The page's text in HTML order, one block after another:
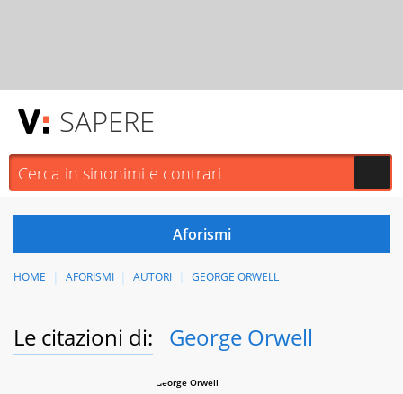
SAPERE
HOME AFORISMI AUTORI GEORGE ORWELL
Le citazioni di: George Orwell